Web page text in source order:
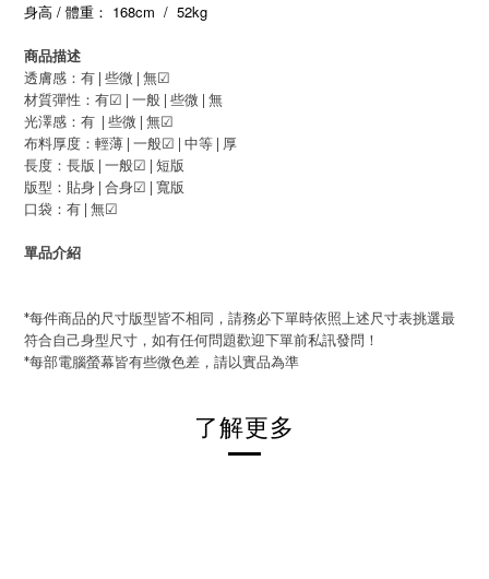
身高 / 體重： 168cm / 52kg
商品描述
透膚感：有 | 些微 | 無☑
材質彈性：有☑ | 一般 | 些微 | 無
光澤感：有 | 些微 | 無☑
布料厚度：輕薄 | 一般☑ | 中等 | 厚
長度：長版 | 一般☑ | 短版
版型：貼身 | 合身☑ | 寬版
口袋：有 | 無☑
單品介紹
*每件商品的尺寸版型皆不相同，請務必下單時依照上述尺寸表挑選最
符合自己身型尺寸，如有任何問題歡迎下單前私訊發問！
*每部電腦螢幕皆有些微色差，請以實品為準
了解更多